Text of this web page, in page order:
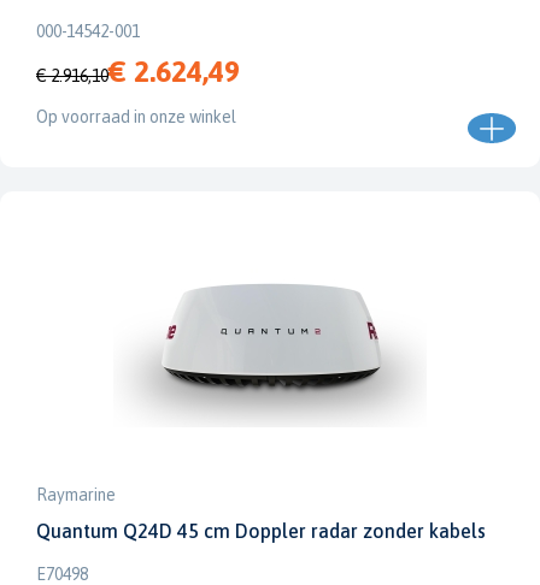
000-14542-001
€ 2.916,10€ 2.624,49
Op voorraad in onze winkel
Raymarine
Quantum Q24D 45 cm Doppler radar zonder kabels
E70498